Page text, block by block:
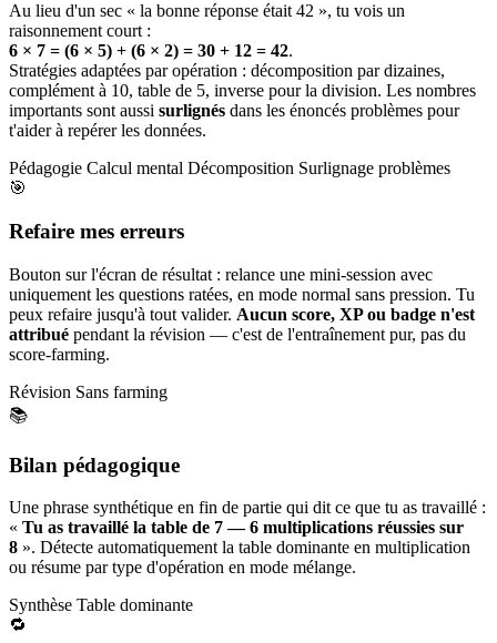
Au lieu d'un sec « la bonne réponse était 42 », tu vois un
raisonnement court :
6 × 7 = (6 × 5) + (6 × 2) = 30 + 12 = 42.
Stratégies adaptées par opération : décomposition par dizaines,
complément à 10, table de 5, inverse pour la division. Les nombres
importants sont aussi surlignés dans les énoncés problèmes pour
t'aider à repérer les données.
Pédagogie Calcul mental Décomposition Surlignage problèmes
🎯
Refaire mes erreurs
Bouton sur l'écran de résultat : relance une mini-session avec
uniquement les questions ratées, en mode normal sans pression. Tu
peux refaire jusqu'à tout valider. Aucun score, XP ou badge n'est
attribué pendant la révision — c'est de l'entraînement pur, pas du
score-farming.
Révision Sans farming
📚
Bilan pédagogique
Une phrase synthétique en fin de partie qui dit ce que tu as travaillé :
« Tu as travaillé la table de 7 — 6 multiplications réussies sur
8 ». Détecte automatiquement la table dominante en multiplication
ou résume par type d'opération en mode mélange.
Synthèse Table dominante
🔁